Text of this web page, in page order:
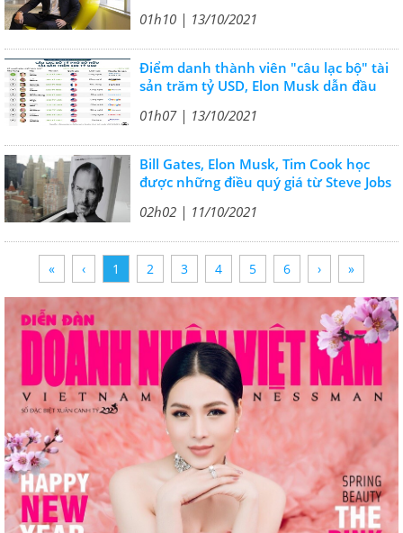
01h10 | 13/10/2021
Điểm danh thành viên "câu lạc bộ" tài
sản trăm tỷ USD, Elon Musk dẫn đầu
01h07 | 13/10/2021
Bill Gates, Elon Musk, Tim Cook học
được những điều quý giá từ Steve Jobs
02h02 | 11/10/2021
« ‹ 1 2 3 4 5 6 › »